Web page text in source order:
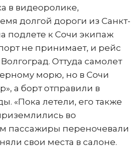
в видеоролике,
долгой дороги из Санкт-
подлете к Сочи экипаж
не принимает, и рейс
Оттуда самолет
морю, но в Сочи
а борт отправили в
«Пока летели, его также
во
пассажиры переночевали
свои места в салоне.